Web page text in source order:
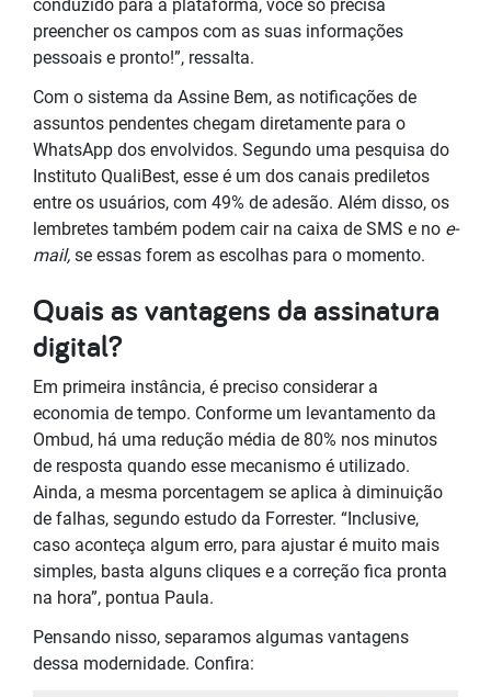
conduzido para a plataforma, você só precisa
preencher os campos com as suas informações
pessoais e pronto!”, ressalta.
Com o sistema da Assine Bem, as notificações de
assuntos pendentes chegam diretamente para o
WhatsApp dos envolvidos. Segundo uma pesquisa do
Instituto QualiBest, esse é um dos canais prediletos
entre os usuários, com 49% de adesão. Além disso, os
lembretes também podem cair na caixa de SMS e no e-
mail, se essas forem as escolhas para o momento.
Quais as vantagens da assinatura
digital?
Em primeira instância, é preciso considerar a
economia de tempo. Conforme um levantamento da
Ombud, há uma redução média de 80% nos minutos
de resposta quando esse mecanismo é utilizado.
Ainda, a mesma porcentagem se aplica à diminuição
de falhas, segundo estudo da Forrester. “Inclusive,
caso aconteça algum erro, para ajustar é muito mais
simples, basta alguns cliques e a correção fica pronta
na hora”, pontua Paula.
Pensando nisso, separamos algumas vantagens
dessa modernidade. Confira: